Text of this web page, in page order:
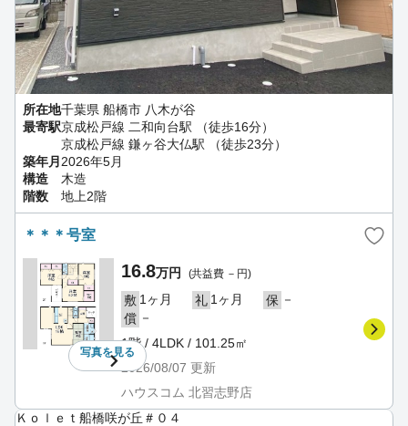
所在地千葉県 船橋市 八木が谷
最寄駅京成松戸線 二和向台駅 （徒歩16分）
京成松戸線 鎌ヶ谷大仏駅 （徒歩23分）
築年月 2026年5月
構造
木造
階数
地上2階
＊＊＊号室
写真を見る
16.8万円 (共益費 －円)
敷 1ヶ月 礼 1ヶ月 保 －
償 －
1階 / 4LDK / 101.25㎡
2026/08/07 更新
ハウスコム 北習志野店
Ｋｏｌｅｔ船橋咲が丘＃０４